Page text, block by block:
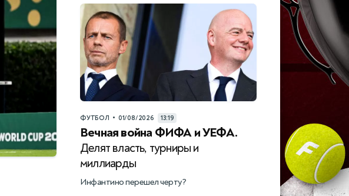
ФУТБОЛ • 01/08/2026 13:19
Вечная война ФИФА и УЕФА.
Делят власть, турниры и
миллиарды
Инфантино перешел черту?